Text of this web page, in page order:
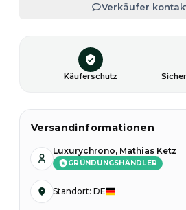
Verkäufer
Käuferschutz
Versandinformationen
Luxurychrono, Mathias Ketz
GRÜNDUNGSHÄNDLER
Standort: DE